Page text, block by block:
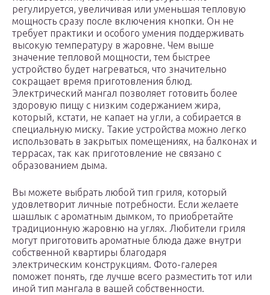
регулируется, увеличивая или уменьшая тепловую
мощность сразу после включения кнопки. Он не
требует практики и особого умения поддерживать
высокую температуру в жаровне. Чем выше
значение тепловой мощности, тем быстрее
устройство будет нагреваться, что значительно
сокращает время приготовления блюд.
Электрический мангал позволяет готовить более
здоровую пищу с низким содержанием жира,
который, кстати, не капает на угли, а собирается в
специальную миску. Такие устройства можно легко
использовать в закрытых помещениях, на балконах и
террасах, так как приготовление не связано с
образованием дыма.
Вы можете выбрать любой тип гриля, который
удовлетворит личные потребности. Если желаете
шашлык с ароматным дымком, то приобретайте
традиционную жаровню на углях. Любители гриля
могут приготовить ароматные блюда даже внутри
собственной квартиры благодаря
электрическим конструкциям. Фото-галерея
поможет понять, где лучше всего разместить тот или
иной тип мангала в вашей собственности.